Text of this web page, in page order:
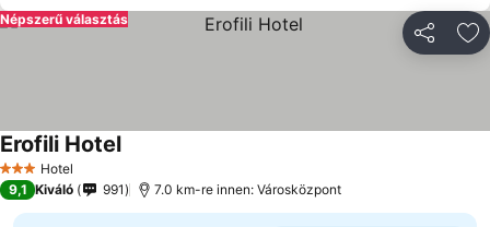
Népszerű választás
3 Kategória
Hotel
Erofili Hotel
9,1 Kiváló 991 7.0 km-re innen: Városközpont